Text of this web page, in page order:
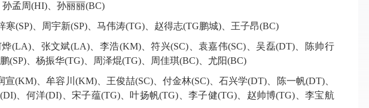
孙孟周(HI)、孙丽丽(BC)
寒(SP) 周宇新(SP)
马伟涛(TG)、赵得志(TG鹏城)、王子昂(BC)
(LA)、张文斌(LA)、李浩(KM)、符兴(SC)、袁嘉伟(SC)、吴磊(DT)、陈帅行
(SP) 、杨振华(TG)、周泽焜(TG)、周佳琪(BC)、尤阳(BC)
(KM)、牟容川(KM)、王俊喆(SC)、付金林(SC)、石兴学(DT)、陈一帆(DT)、
、何洋(DI)、宋子蕴(TG)、叶扬帆(TG)、李子健(TG)、赵帅博(TG)、李宝航